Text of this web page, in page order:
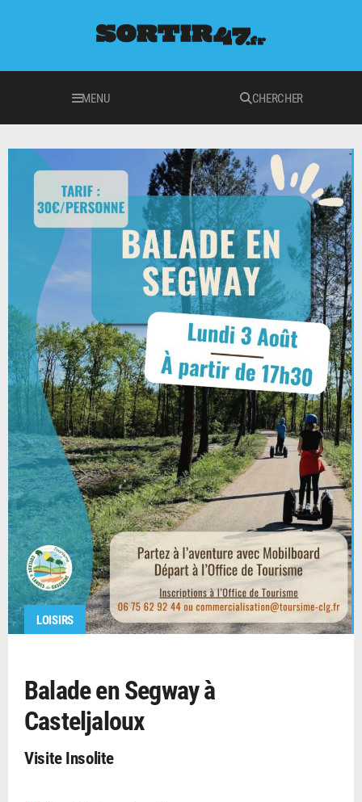
MENU CHERCHER
LOISIRS
Balade en Segway à
Casteljaloux
Visite Insolite